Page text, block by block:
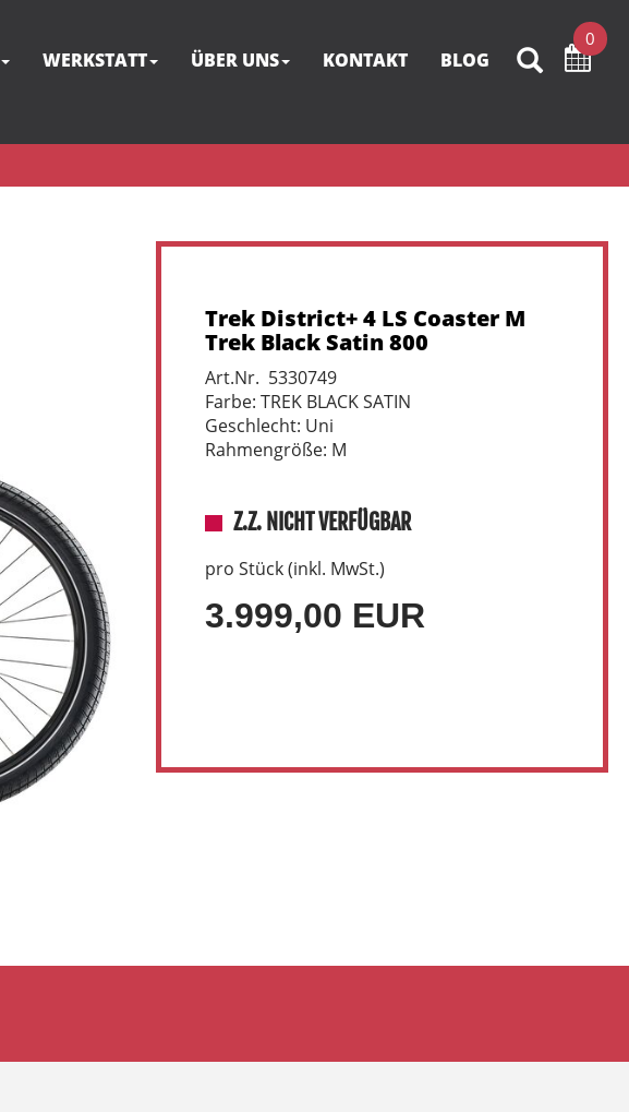
0
WERKSTATT ÜBER UNS KONTAKT BLOG
Trek District+ 4 LS Coaster M
Trek Black Satin 800
Art.Nr. 5330749
Farbe: TREK BLACK SATIN
Geschlecht: Uni
Rahmengröße: M
Z.Z. NICHT VERFÜGBAR
pro Stück (inkl. MwSt.)
3.999,00 EUR